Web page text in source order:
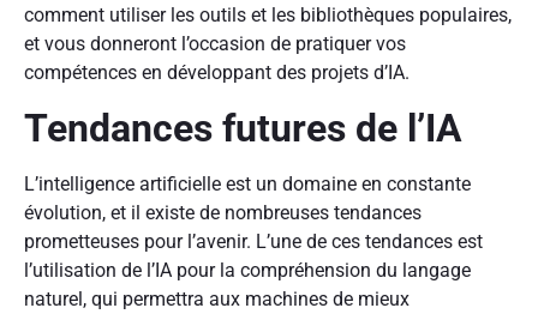
comment utiliser les outils et les bibliothèques populaires,
et vous donneront l’occasion de pratiquer vos
compétences en développant des projets d’IA.
Tendances futures de l’IA
L’intelligence artificielle est un domaine en constante
évolution, et il existe de nombreuses tendances
prometteuses pour l’avenir. L’une de ces tendances est
l’utilisation de l’IA pour la compréhension du langage
naturel, qui permettra aux machines de mieux